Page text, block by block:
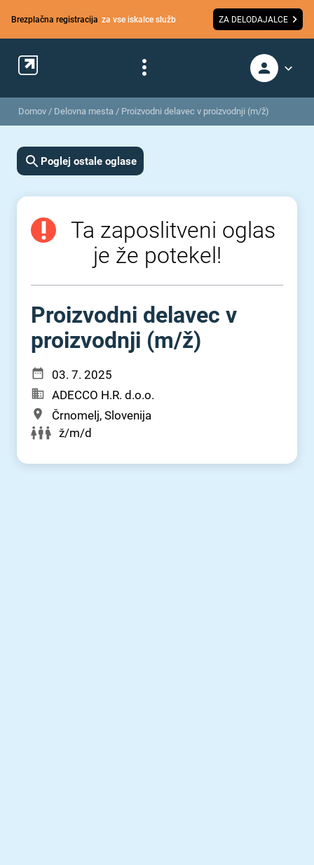
Brezplačna registracija za vse iskalce služb ZA DELODAJALCE
Domov / Delovna mesta / Proizvodni delavec v proizvodnji (m/ž)
Poglej ostale oglase
Ta zaposlitveni oglas
je že potekel!
Proizvodni delavec v
proizvodnji (m⁠/⁠ž)
03. 7. 2025
ADECCO H.R. d.o.o.
Črnomelj, Slovenija
ž/m/d